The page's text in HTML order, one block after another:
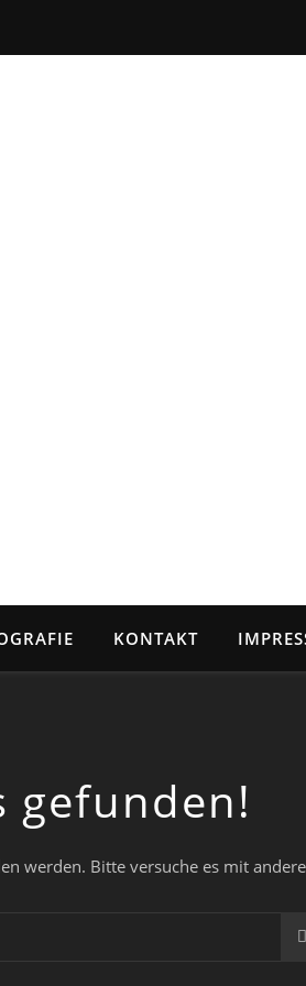
KONTAKT
gefunden!
werden. Bitte versuche es mit